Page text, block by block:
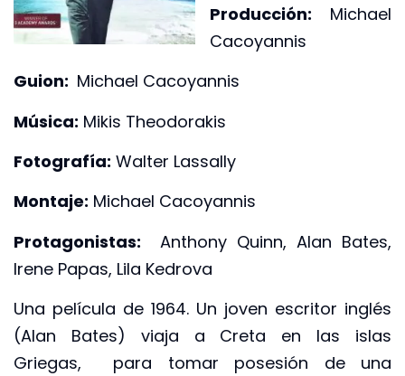
Producción: Michael
Cacoyannis
Guion: Michael Cacoyannis
Música: Mikis Theodorakis
Fotografía: Walter Lassally
Montaje: Michael Cacoyannis
Protagonistas:
Anthony Quinn, Alan Bates,
Irene Papas, Lila Kedrova
Una película de 1964. Un joven escritor inglés
(Alan Bates) viaja a Creta en las islas
Griegas, para tomar posesión de una